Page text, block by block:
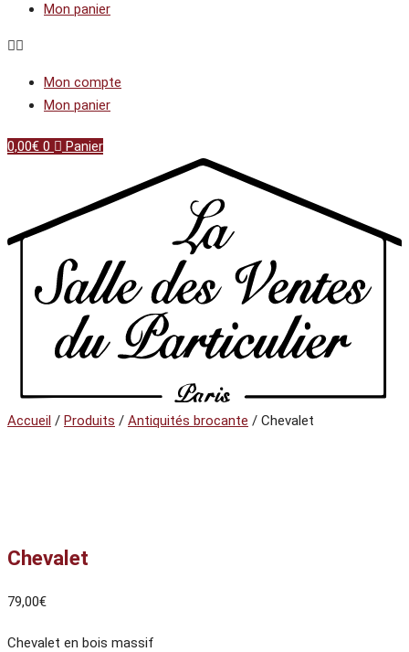
Mon panier
Mon compte
Mon panier
0,00€ 0 Panier
Accueil / Produits / Antiquités brocante / Chevalet
Chevalet
79,00€
Chevalet en bois massif